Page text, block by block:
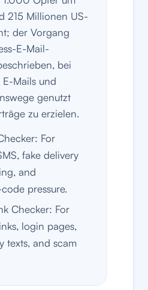
215 Millionen US-
der Vorgang
E-Mail-
bei
Mails und
genutzt
zu erzielen.
For
fake delivery
and
pressure.
Checker: For
login pages,
texts, and scam